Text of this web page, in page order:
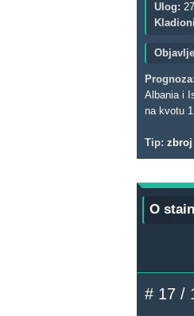
Ulog: 27
Prognoza:
Albania i
na kvotu
Tip: zbroj
O
# 17 /